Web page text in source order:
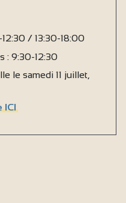
/ 13:30-18:00
: 9:30-12:30
le samedi 11 juillet,
ICI